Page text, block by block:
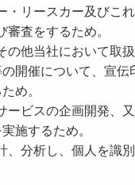
・リースカー及びこ
査をするため。
の他当社において取
開催について、宣
め。
ービスの企画開発、
施するため。
、分析し、個人を識